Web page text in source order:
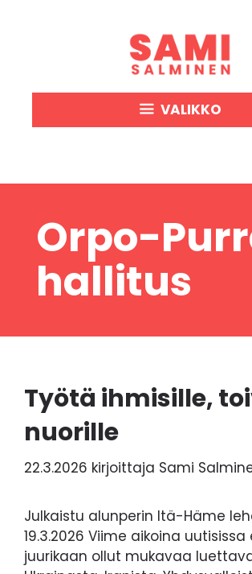
VALIKKO
Orpo-
hallitus
Työtä ihmisille,
nuorille
22.3.2026 kirjoittaja Sami
Julkaistu alunperin Itä-Häme
19.3.2026 Viime aikoina uutisissa
juurikaan ollut mukavaa